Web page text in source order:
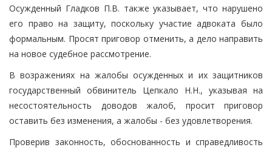
Осужденный Гладков П.В. также указывает, что нарушено
его право на защиту, поскольку участие адвоката было
формальным. Просят приговор отменить, а дело направить
на новое судебное рассмотрение.
В возражениях на жалобы осужденных и их защитников
государственный обвинитель Цепкало Н.Н., указывая на
несостоятельность доводов жалоб, просит приговор
оставить без изменения, а жалобы - без удовлетворения.
Проверив законность, обоснованность и справедливость